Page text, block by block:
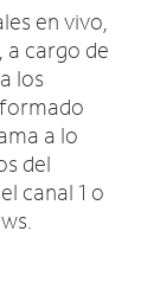
en vivo,
a cargo de
los
a lo
del
canal 1 o